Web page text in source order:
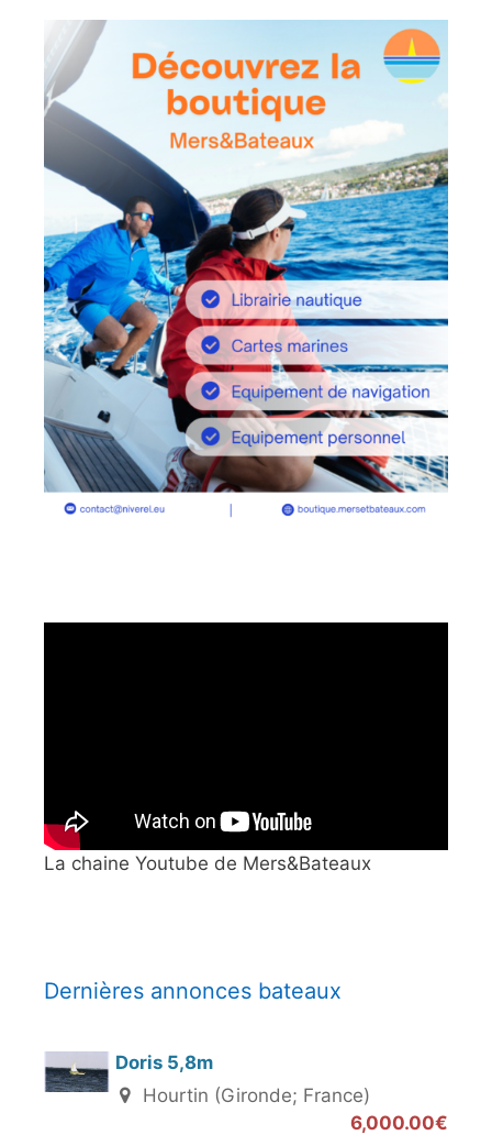
La chaine Youtube de Mers&Bateaux
Dernières annonces bateaux
Doris 5,8m
Hourtin (Gironde; France)
6,000.00€